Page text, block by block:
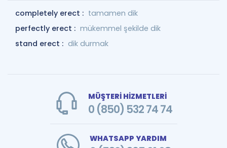
completely erect : tamamen dik
perfectly erect : mükemmel şekilde dik
stand erect : dik durmak
MÜŞTERİ HİZMETLERİ
0 (850) 532 74 74
WHATSAPP YARDIM